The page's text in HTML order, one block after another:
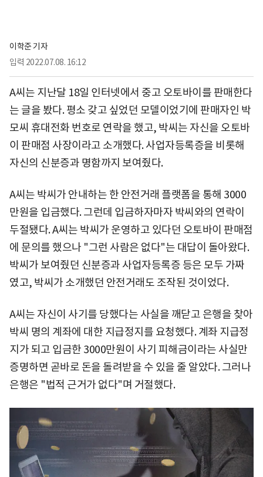
이학준 기자
입력 2022.07.08. 16:12
A씨는 지난달 18일 인터넷에서 중고 오토바이를 판매한다
는 글을 봤다. 평소 갖고 싶었던 모델이었기에 판매자인 박
모씨 휴대전화 번호로 연락을 했고, 박씨는 자신을 오토바
이 판매점 사장이라고 소개했다. 사업자등록증을 비롯해
자신의 신분증과 명함까지 보여줬다.
A씨는 박씨가 안내하는 한 안전거래 플랫폼을 통해 3000
만원을 입금했다. 그런데 입금하자마자 박씨와의 연락이
두절됐다. A씨는 박씨가 운영하고 있다던 오토바이 판매점
에 문의를 했으나 "그런 사람은 없다"는 대답이 돌아왔다.
박씨가 보여줬던 신분증과 사업자등록증 등은 모두 가짜
였고, 박씨가 소개했던 안전거래도 조작된 것이었다.
A씨는 자신이 사기를 당했다는 사실을 깨닫고 은행을 찾아
박씨 명의 계좌에 대한 지급정지를 요청했다. 계좌 지급정
지가 되고 입금한 3000만원이 사기 피해금이라는 사실만
증명하면 곧바로 돈을 돌려받을 수 있을 줄 알았다. 그러나
은행은 "법적 근거가 없다"며 거절했다.